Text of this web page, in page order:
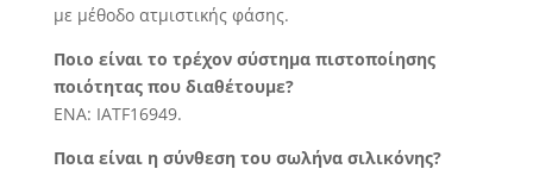
με μέθοδο ατμιστικής φάσης.
Ποιο είναι το τρέχον σύστημα πιστοποίησης
ποιότητας που διαθέτουμε?
ΕΝΑ: IATF16949.
Ποια είναι η σύνθεση του σωλήνα σιλικόνης?